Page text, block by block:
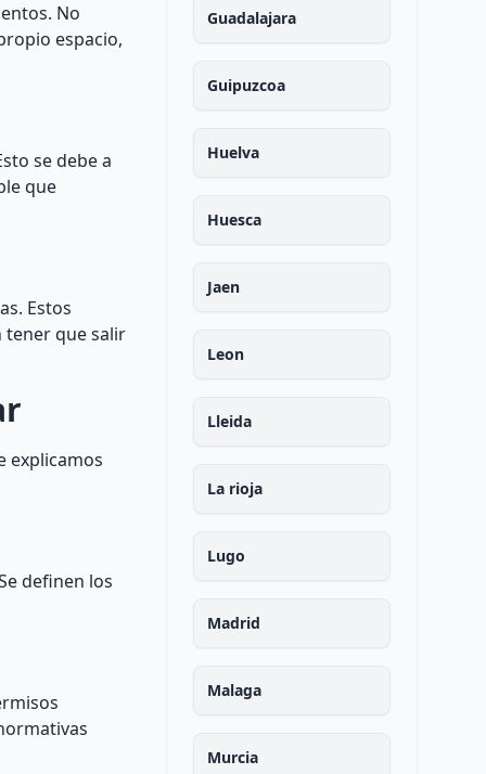
No
espacio,
se debe a
que
Estos
tener que salir
explicamos
definen los
Guadalajara
Guipuzcoa
Huelva
Huesca
Jaen
Leon
Lleida
La rioja
Lugo
Madrid
Malaga
Murcia